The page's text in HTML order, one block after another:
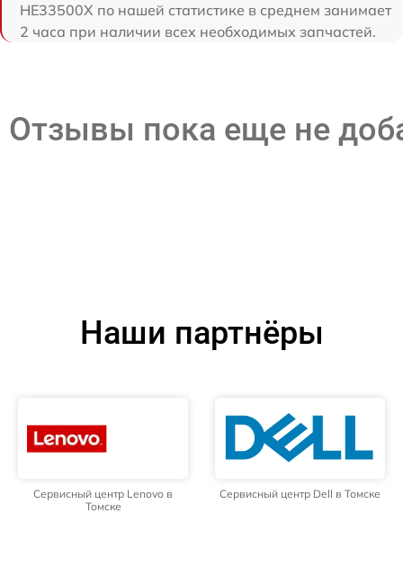
HE33500X по нашей статистике в среднем занимает
2 часа при наличии всех необходимых запчастей.
Отзывы пока еще не
Наши партнёры
Сервисный центр Lenovo в
Томске
Сервисный центр Dell в Томске